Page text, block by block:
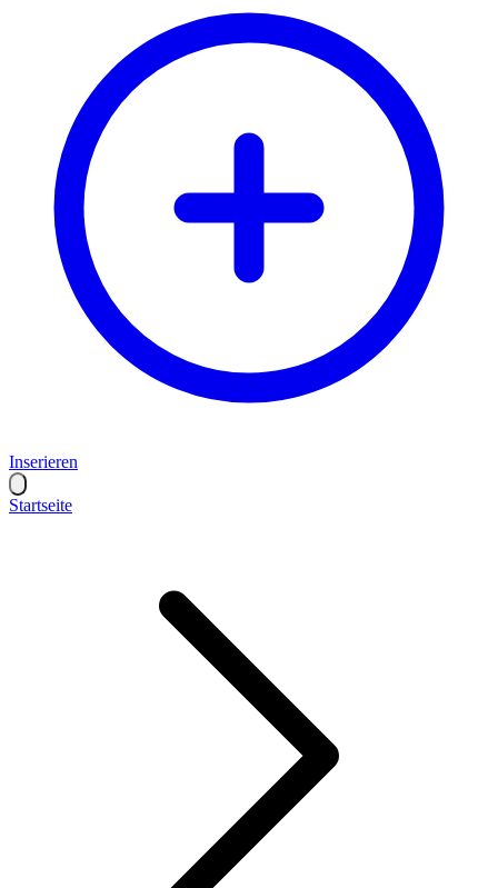
Inserieren
Startseite